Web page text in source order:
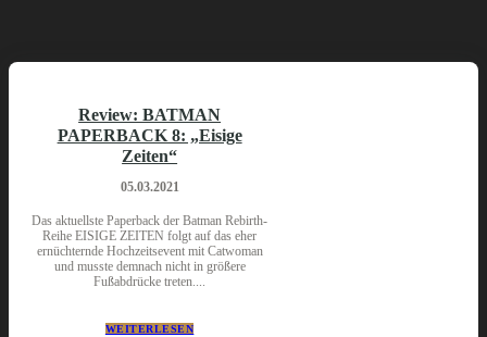
Review: BATMAN
PAPERBACK 8: „Eisige
Zeiten“
05.03.2021
Das aktuellste Paperback der Batman Rebirth-
Reihe EISIGE ZEITEN folgt auf das eher
ernüchternde Hochzeitsevent mit Catwoman
und musste demnach nicht in größere
Fußabdrücke treten....
WEITERLESEN